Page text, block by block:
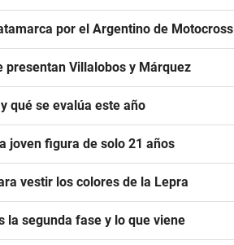
por el Argentino de Motocross
presentan Villalobos y Márquez
qué se evalúa este año
joven figura de solo 21 años
vestir los colores de la Lepra
la segunda fase y lo que viene